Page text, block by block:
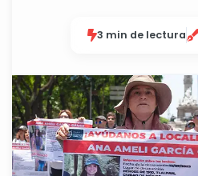
3 min de lectura